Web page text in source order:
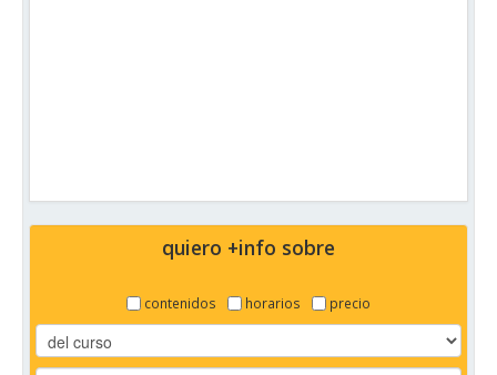
quiero +info sobre
contenidos horarios precio